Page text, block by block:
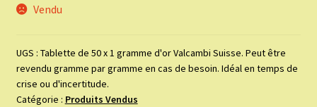
Vendu
UGS : Tablette de 50 x 1 gramme d'or Valcambi Suisse. Peut être
revendu gramme par gramme en cas de besoin. Idéal en temps de
crise ou d'incertitude.
Catégorie : Produits Vendus